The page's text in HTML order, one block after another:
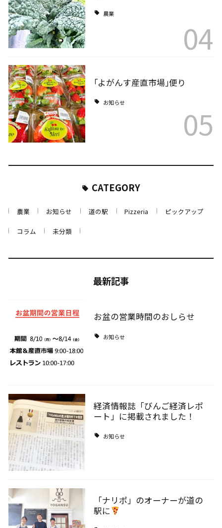
農業
04
｢よがんす産直市場｣便り
お知らせ
05
CATEGORY
農業 お知らせ 道の駅 Pizzeria ピックアップ
コラム 未分類
最新記事
お盆の営業時間のおしらせ
お知らせ
経済情報誌「びんご経済レポ
ート」に掲載されました！
お知らせ
「ナリポ」のオーナーが道の
駅に